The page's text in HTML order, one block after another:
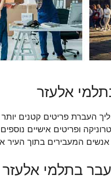
אלעזר
העברת פריטים קטנים יותר
ופריטים אישיים
המעבירים בתוך העיר
בתלמי אלעזר